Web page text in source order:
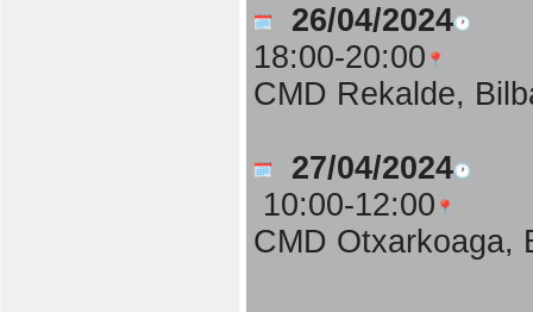
26/04/2024
18:00-20:00
CMD Rekalde,
27/04/2024
10:00-12:00
CMD Otxarkoaga,